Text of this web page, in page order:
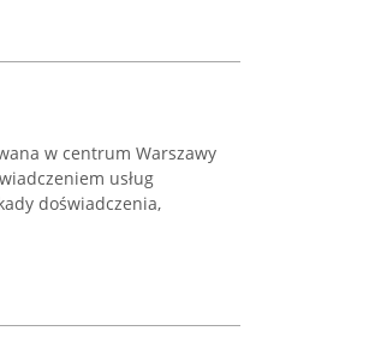
w centrum Warszawy
usług
doświadczenia,